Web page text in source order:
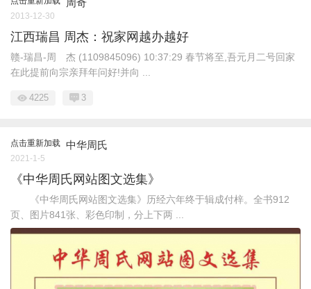
2013-12-30
江西瑞昌 周杰：祝家网越办越好
赣-瑞昌-周 杰 (1109845096) 10:37:29 春节将至,吾元月二号回家
在此提前向宗亲拜年问好!并向 ...
4225 3
点击重新加载 中华周氏
2021-1-5
《中华周氏网站图文选集》
《中华周氏网站图文选集》历经六年终于辑成付梓。全书912
页、图片841张、彩色印制，分上下两 ...